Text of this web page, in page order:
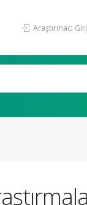
Araştırmacı